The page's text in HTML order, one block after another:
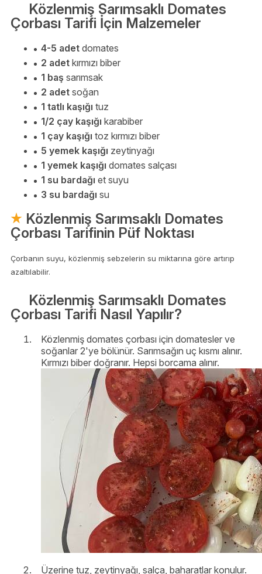
Közlenmiş Sarımsaklı Domates
Çorbası Tarifi İçin Malzemeler
4-5 adet domates
2 adet kırmızı biber
1 baş sarımsak
2 adet soğan
1 tatlı kaşığı tuz
1/2 çay kaşığı karabiber
1 çay kaşığı toz kırmızı biber
5 yemek kaşığı zeytinyağı
1 yemek kaşığı domates salçası
1 su bardağı et suyu
3 su bardağı su
Közlenmiş Sarımsaklı Domates
Çorbası Tarifinin Püf Noktası
Çorbanın suyu, közlenmiş sebzelerin su miktarına göre artırıp
azaltılabilir.
Közlenmiş Sarımsaklı Domates
Çorbası Tarifi Nasıl Yapılır?
Közlenmiş domates çorbası için domatesler ve
soğanlar 2'ye bölünür. Sarımsağın uç kısmı alınır.
Kırmızı biber doğranır. Hepsi borcama alınır.
Üzerine tuz, zeytinyağı, salça, baharatlar konulur.